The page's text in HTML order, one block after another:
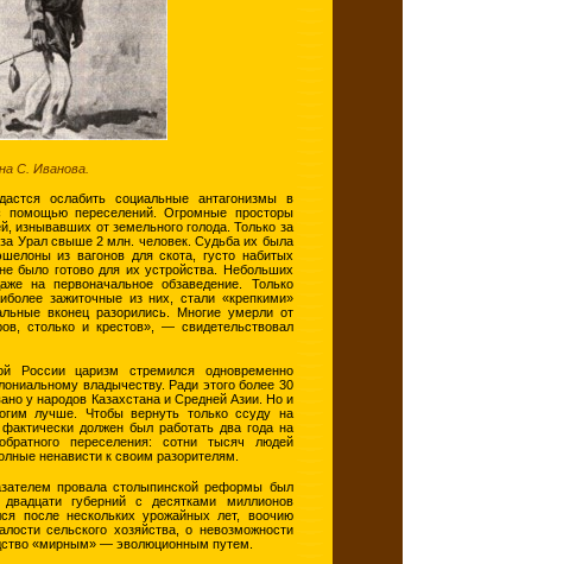
С. Иванова.
ослабить социальные антагонизмы в
помощью переселений. Огромные просторы
изнывавших от земельного голода. Только за
Урал свыше 2 млн. человек. Судьба их была
из вагонов для скота, густо набитых
было готово для их устройства. Небольших
на первоначальное обзаведение. Только
зажиточные из них, стали «крепкими»
вконец разорились. Многие умерли от
столько и крестов», — свидетельствовал
России царизм стремился одновременно
владычеству. Ради этого более 30
у народов Казахстана и Средней Азии. Но и
лучше. Чтобы вернуть только ссуду на
должен был работать два года на
переселения: сотни тысяч людей
ненависти к своим разорителям.
провала столыпинской реформы был
губерний с десятками миллионов
после нескольких урожайных лет, воочию
сельского хозяйства, о невозможности
«мирным» — эволюционным путем.